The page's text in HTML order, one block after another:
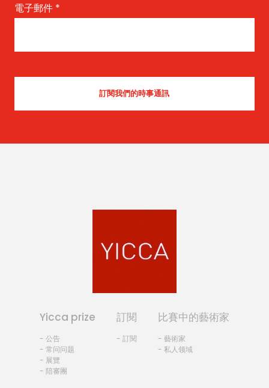
電子郵件 *
Yicca prize
- 公告
- 常问问题
- 展覽
- 陪審團
訂閱
- 訂閱
比賽中的藝術家
- 藝術家
- 私人领域